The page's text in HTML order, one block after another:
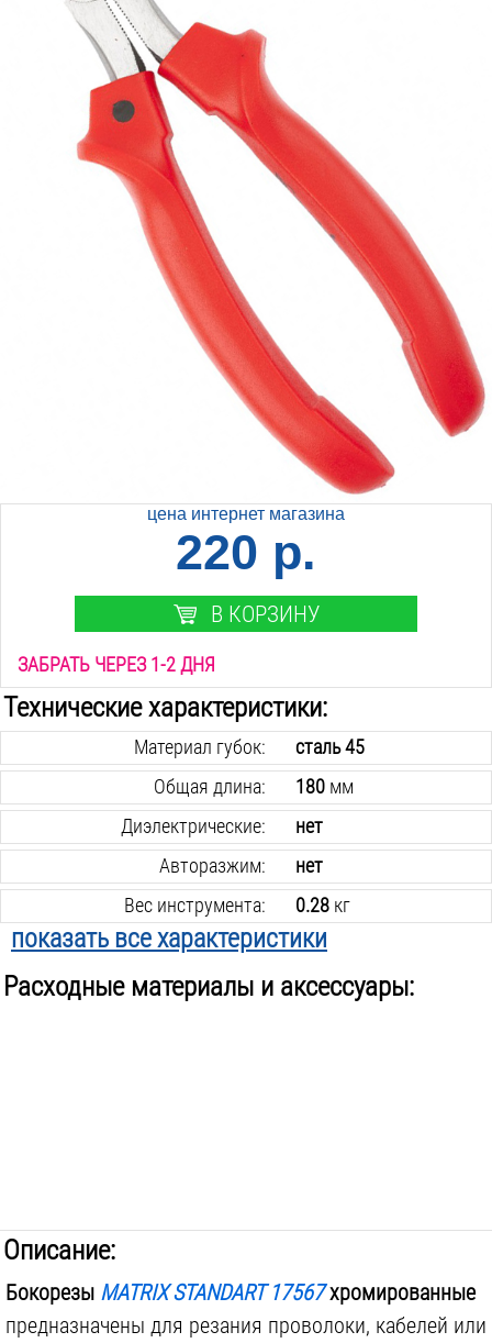
цена интернет магазина
220 р.
В КОРЗИНУ
ЗАБРАТЬ ЧЕРЕЗ 1-2 ДНЯ
Технические характеристики:
Материал губок:
сталь 45
Общая длина:
180мм
Диэлектрические:
нет
Авторазжим:
нет
Вес инструмента:
0.28кг
показать все характеристики
Расходные материалы и аксессуары:
Описание:
Бокорезы MATRIX STANDART 17567хромированные
предназначены для резания проволоки, кабелей или